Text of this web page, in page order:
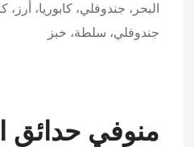
البحر، جندوفلي، كابوريا، أرز،
جندوفلي، سلطة، خبز
منوفي حدائق